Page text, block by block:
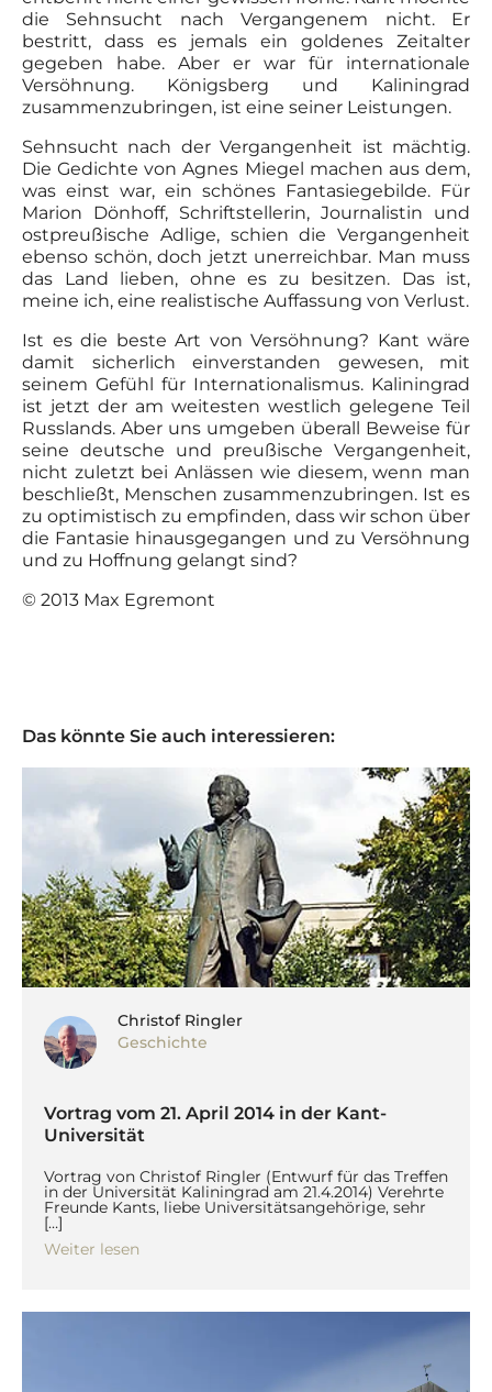
die Sehnsucht nach Vergangenem nicht. Er
bestritt, dass es jemals ein goldenes Zeitalter
gegeben habe. Aber er war für internationale
Versöhnung. Königsberg und Kaliningrad
zusammenzubringen, ist eine seiner Leistungen.
Sehnsucht nach der Vergangenheit ist mächtig.
Die Gedichte von Agnes Miegel machen aus dem,
was einst war, ein schönes Fantasiegebilde. Für
Marion Dönhoff, Schriftstellerin, Journalistin und
ostpreußische Adlige, schien die Vergangenheit
ebenso schön, doch jetzt unerreichbar. Man muss
das Land lieben, ohne es zu besitzen. Das ist,
meine ich, eine realistische Auffassung von Verlust.
Ist es die beste Art von Versöhnung? Kant wäre
damit sicherlich einverstanden gewesen, mit
seinem Gefühl für Internationalismus. Kaliningrad
ist jetzt der am weitesten westlich gelegene Teil
Russlands. Aber uns umgeben überall Beweise für
seine deutsche und preußische Vergangenheit,
nicht zuletzt bei Anlässen wie diesem, wenn man
beschließt, Menschen zusammenzubringen. Ist es
zu optimistisch zu empfinden, dass wir schon über
die Fantasie hinausgegangen und zu Versöhnung
und zu Hoffnung gelangt sind?
© 2013 Max Egremont
Das könnte Sie auch interessieren:
Christof Ringler
Geschichte
Vortrag vom 21. April 2014 in der Kant-
Universität
Vortrag von Christof Ringler (Entwurf für das Treffen
in der Universität Kaliningrad am 21.4.2014) Verehrte
Freunde Kants, liebe Universitätsangehörige, sehr
[…]
Weiter lesen